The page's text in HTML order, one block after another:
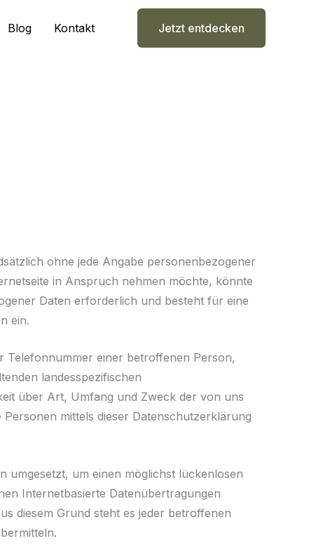
Blog Kontakt Jetzt entdecken
ohne jede Angabe personenbezogener
in Anspruch nehmen möchte, könnte
Daten erforderlich und besteht für eine
ein.
Telefonnummer einer betroffenen Person,
landesspezifischen
über Art, Umfang und Zweck der von uns
mittels dieser Datenschutzerklärung
umgesetzt, um einen möglichst lückenlosen
Internetbasierte Datenübertragungen
diesem Grund steht es jeder betroffenen